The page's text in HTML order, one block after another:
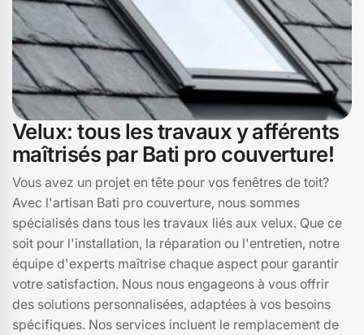
Velux: tous les travaux y afférents
maîtrisés par Bati pro couverture!
Vous avez un projet en tête pour vos fenêtres de toit?
Avec l'artisan Bati pro couverture, nous sommes
spécialisés dans tous les travaux liés aux velux. Que ce
soit pour l'installation, la réparation ou l'entretien, notre
équipe d'experts maîtrise chaque aspect pour garantir
votre satisfaction. Nous nous engageons à vous offrir
des solutions personnalisées, adaptées à vos besoins
spécifiques. Nos services incluent le remplacement de